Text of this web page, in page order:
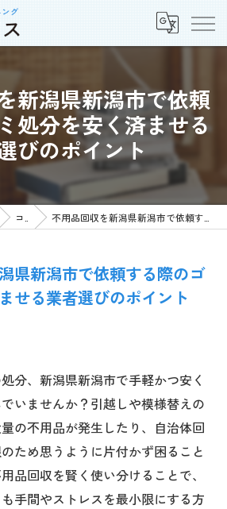
新潟県新潟市で依頼
処分を安く済ませる
びのポイント
コラム 不用品回収を新潟県新潟市で依頼する際のゴミ処分を安く済ませる業者選びのポイント
県新潟市で依頼する際のゴ
せる業者選びのポイント
分、新潟県新潟市で手軽かつ安く
いませんか？引越しや模様替えの
の不用品が発生したり、自治体回
ため思うように片付かず困ること
品回収を賢く使い分けることで、
手間やストレスを最小限にする方